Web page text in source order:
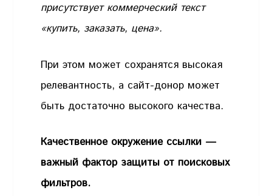
присутствует коммерческий текст
«купить, заказать, цена».
При этом может сохранятся высокая
релевантность, а сайт-донор может
быть достаточно высокого качества.
Качественное окружение ссылки —
важный фактор защиты от поисковых
фильтров.